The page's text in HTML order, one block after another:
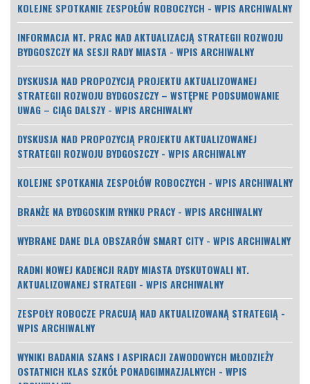
KOLEJNE SPOTKANIE ZESPOŁÓW ROBOCZYCH - WPIS ARCHIWALNY
INFORMACJA NT. PRAC NAD AKTUALIZACJĄ STRATEGII ROZWOJU
BYDGOSZCZY NA SESJI RADY MIASTA - WPIS ARCHIWALNY
DYSKUSJA NAD PROPOZYCJĄ PROJEKTU AKTUALIZOWANEJ
STRATEGII ROZWOJU BYDGOSZCZY – WSTĘPNE PODSUMOWANIE
UWAG – CIĄG DALSZY - WPIS ARCHIWALNY
DYSKUSJA NAD PROPOZYCJĄ PROJEKTU AKTUALIZOWANEJ
STRATEGII ROZWOJU BYDGOSZCZY - WPIS ARCHIWALNY
KOLEJNE SPOTKANIA ZESPOŁÓW ROBOCZYCH - WPIS ARCHIWALNY
BRANŻE NA BYDGOSKIM RYNKU PRACY - WPIS ARCHIWALNY
WYBRANE DANE DLA OBSZARÓW SMART CITY - WPIS ARCHIWALNY
RADNI NOWEJ KADENCJI RADY MIASTA DYSKUTOWALI NT.
AKTUALIZOWANEJ STRATEGII - WPIS ARCHIWALNY
ZESPOŁY ROBOCZE PRACUJĄ NAD AKTUALIZOWANĄ STRATEGIĄ -
WPIS ARCHIWALNY
WYNIKI BADANIA SZANS I ASPIRACJI ZAWODOWYCH MŁODZIEŻY
OSTATNICH KLAS SZKÓŁ PONADGIMNAZJALNYCH - WPIS